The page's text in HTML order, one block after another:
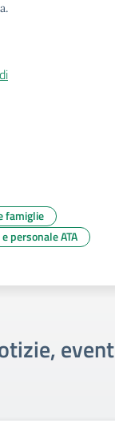
famiglie
personale ATA